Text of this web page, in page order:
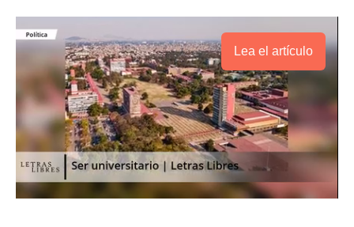
Lea el artículo